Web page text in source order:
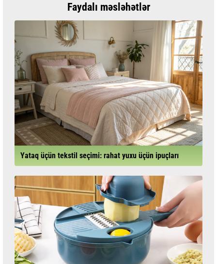
Faydalı məsləhətlər
Yataq üçün tekstil seçimi: rahat yuxu üçün ipuçları